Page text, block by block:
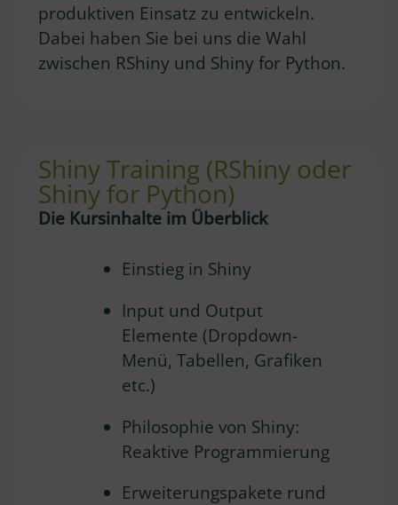
produktiven Einsatz zu entwickeln.
Dabei haben Sie bei uns die Wahl
zwischen RShiny und Shiny for Python.
Shiny Training (RShiny oder
Shiny for Python)
Die Kursinhalte im Überblick
Einstieg in Shiny
Input und Output
Elemente (Dropdown-
Menü, Tabellen, Grafiken
etc.)
Philosophie von Shiny:
Reaktive Programmierung
Erweiterungspakete rund